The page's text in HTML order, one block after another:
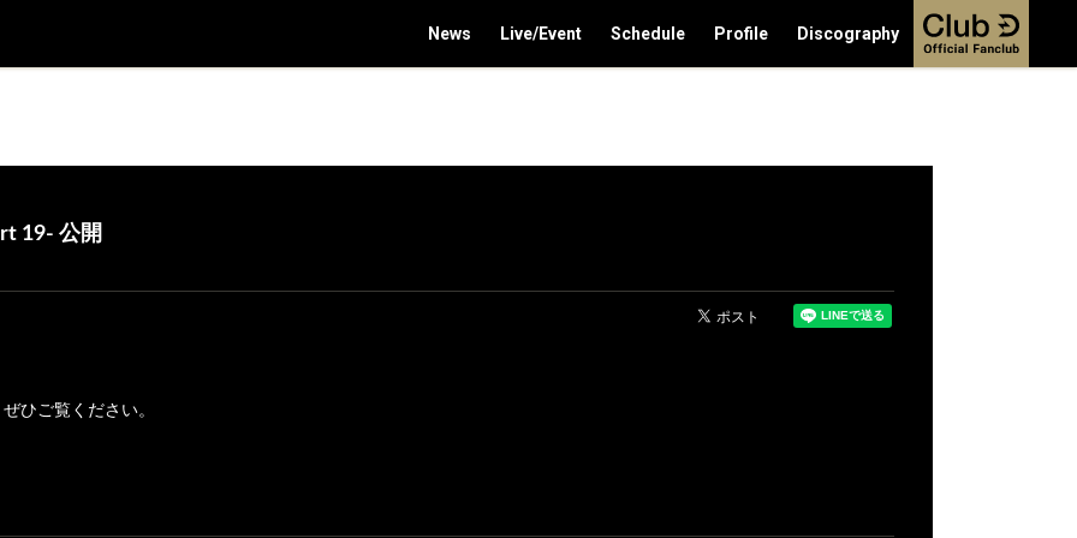
News Live/Event Schedule Profile Discography
19- 公開
ひご覧ください。